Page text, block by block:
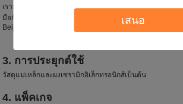
เสนอ
เรามีเป้าหมายเพื่อปรับปรุง R&D และกระบวนการผลิตและ
มือกับมหาวิทยาลัยที่มีชื่อเสียง เช่น Liaoning University of
Beijing University of Science and Technology
3. การประยุกต์ใช้
วัสดุแม่เหล็กและผงเซรามิกอิเล็กทรอนิกส์เป็นต้น
4. แพ็คเกจ